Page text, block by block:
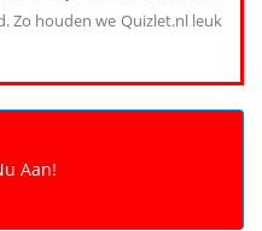
Zo houden we Quizlet.nl leuk